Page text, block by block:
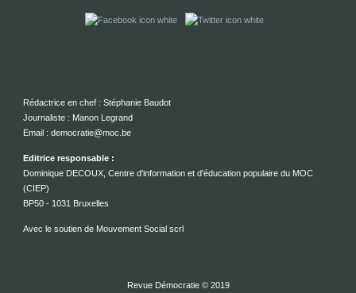
Rédactrice en chef : Stéphanie Baudot
Journaliste : Manon Legrand
Email : democratie@moc.be
Editrice responsable :
Dominique DECOUX, Centre d'information et d'éducation populaire du MOC
(CIEP)
BP50 - 1031 Bruxelles
Avec le soutien de Mouvement Social scrl
Revue Démocratie © 2019